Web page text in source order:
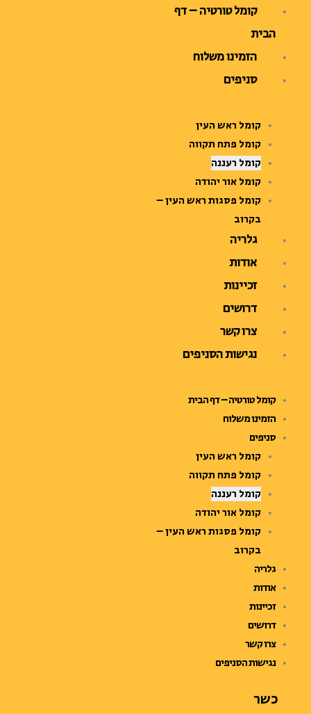
קומל טורטיה – דף
הבית
הזמינו משלוח
סניפים
קומל ראש העין
קומל פתח תקווה
קומל רעננה
קומל אור יהודה
קומל פסגות ראש העין –
בקרוב
גלריה
אודות
זכיינות
דרושים
צרו קשר
נגישות הסניפים
קומל טורטיה – דף הבית
הזמינו משלוח
סניפים
קומל ראש העין
קומל פתח תקווה
קומל רעננה
קומל אור יהודה
קומל פסגות ראש העין –
בקרוב
גלריה
אודות
זכיינות
דרושים
צרו קשר
נגישות הסניפים
כשר